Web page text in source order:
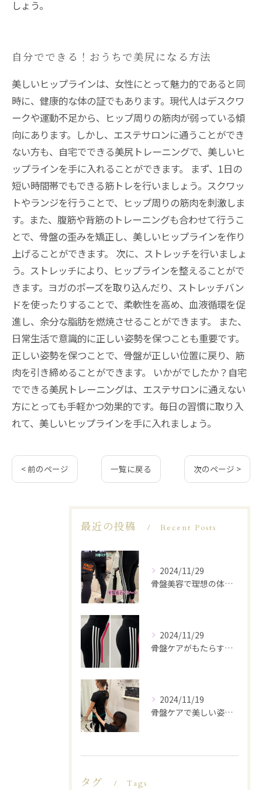
しょう。
自分でできる！おうちで美尻になる方法
美しいヒップラインは、女性にとって魅力的であると同
時に、健康的な体の証でもあります。現代人はデスクワ
ークや運動不足から、ヒップ周りの筋肉が弱っている傾
向にあります。しかし、エステサロンに通うことができ
ない方も、自宅でできる美尻トレーニングで、美しいヒ
ップラインを手に入れることができます。 まず、1日の
短い時間帯でもできる筋トレを行いましょう。スクワッ
トやランジを行うことで、ヒップ周りの筋肉を刺激しま
す。また、腹筋や背筋のトレーニングも合わせて行うこ
とで、骨盤の歪みを矯正し、美しいヒップラインを作り
上げることができます。 次に、ストレッチを行いましょ
う。ストレッチにより、ヒップラインを整えることがで
きます。ヨガのポーズを取り込んだり、ストレッチバン
ドを使ったりすることで、柔軟性を高め、血液循環を促
進し、余分な脂肪を燃焼させることができます。 また、
日常生活で意識的に正しい姿勢を保つことも重要です。
正しい姿勢を保つことで、骨盤が正しい位置に戻り、筋
肉を引き締めることができます。 いかがでしたか？自宅
でできる美尻トレーニングは、エステサロンに通えない
方にとっても手軽かつ効果的です。毎日の習慣に取り入
れて、美しいヒップラインを手に入れましょう。
< 前のページ 一覧に戻る 次のページ >
最近の投稿 Recent Posts
2024/11/29
骨盤美容で理想の体型を実現
2024/11/29
骨盤ケアがもたらす美と健康
2024/11/19
骨盤ケアで美しい姿勢を手に入れる
タグ Tags